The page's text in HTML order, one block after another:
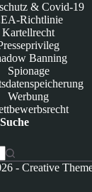
& Covid-19
Richtlinie
Kartellrecht
Banning
Spionage
Werbung
Suche
-Creative